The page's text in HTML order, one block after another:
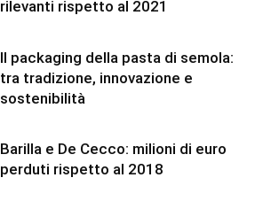
rilevanti rispetto al 2021
Il packaging della pasta di semola:
tra tradizione, innovazione e
sostenibilità
Barilla e De Cecco: milioni di euro
perduti rispetto al 2018